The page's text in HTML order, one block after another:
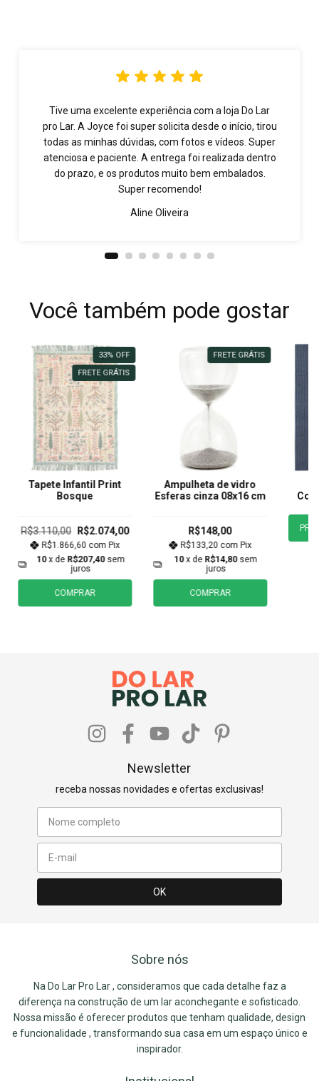
Tive uma excelente experiência com a loja Do Lar
pro Lar. A Joyce foi super solicita desde o início, tirou
todas as minhas dúvidas, com fotos e vídeos. Super
atenciosa e paciente. A entrega foi realizada dentro
do prazo, e os produtos muito bem embalados.
Super recomendo!
Aline Oliveira
Você também pode gostar
33% OFF
FRETE GRÁTIS
Tapete Infantil Print
Bosque
R$3.110,00 R$2.074,00
R$1.866,60 com Pix
10 x de R$207,40 sem
juros
COMPRAR
FRETE GRÁTIS
Ampulheta de vidro
Esferas cinza 08x16 cm
R$148,00
R$133,20 com Pix
10 x de R$14,80 sem
juros
COMPRAR
Newsletter
receba nossas novidades e ofertas exclusivas!
Sobre nós
Na Do Lar Pro Lar , consideramos que cada detalhe faz a
diferença na construção de um lar aconchegante e sofisticado.
Nossa missão é oferecer produtos que tenham qualidade, design
e funcionalidade , transformando sua casa em um espaço único e
inspirador.